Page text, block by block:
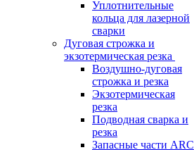
Уплотнительные
кольца для лазерной
сварки
Дуговая строжка и
экзотермическая резка
Воздушно-дуговая
строжка и резка
Экзотермическая
резка
Подводная сварка и
резка
Запасные части ARC